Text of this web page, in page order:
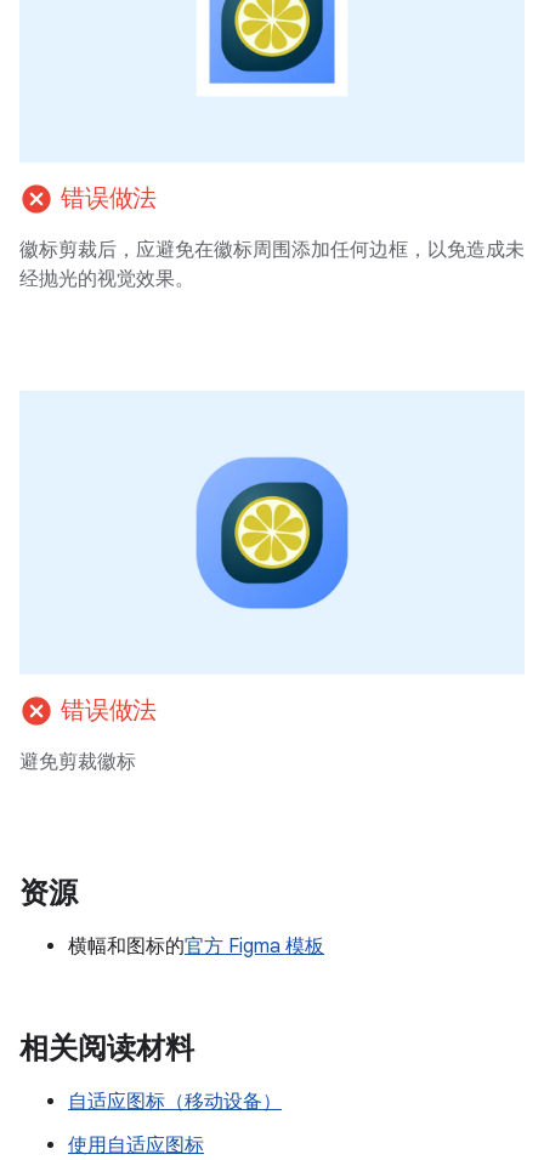
cancel 错误做法
徽标剪裁后，应避免在徽标周围添加任何边框，以免造成未
经抛光的视觉效果。
cancel 错误做法
避免剪裁徽标
资源
横幅和图标的官方 Figma 模板
相关阅读材料
自适应图标（移动设备）
使用自适应图标